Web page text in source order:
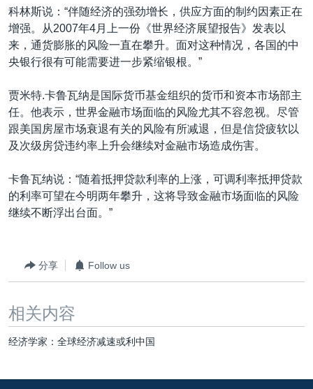
科林斯说：“伴随经济的强劲增长，供应方面的制约因素正在
增强。从2007年4月上一份《世界经济展望报告》发表以
来，通货膨胀的风险一直在攀升。面对这种情况，各国的中
央银行很有可能需要进一步紧缩银根。”
贾米特.卡鲁瓦纳是国际货币基金组织的货币和资本市场部主
任。他表示，世界金融市场面临的风险尤其不容忽视。尽管
跟美国房屋市场衰退有关的风险有所减退，但是信贷疲软以
及次级房贷违约率上升会继续对金融市场造成伤害。
卡鲁瓦纳说：“随着抵押贷款利率的上涨，可调利率抵押贷款
的利率可望在今明两年攀升，这将导致金融市场面临的风险
继续不断浮出台面。”
分享 Follow us
相关内容
经济学家：全球经济减速或利中国